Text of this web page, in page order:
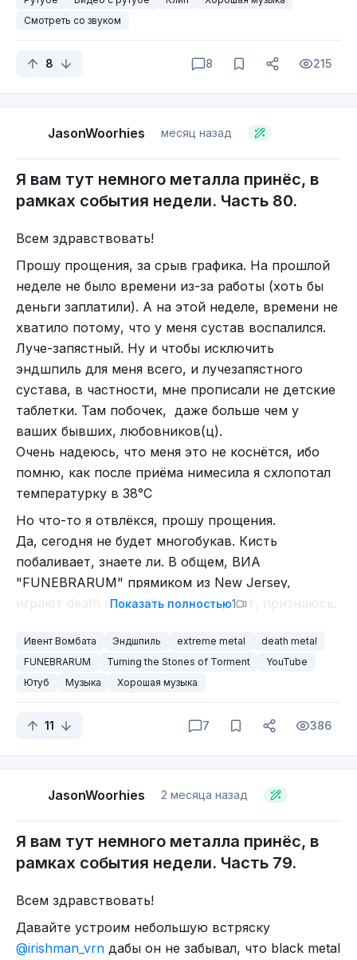
загрузки от ВК.
Всем металл \m/
А здесь ещё детальнее.
BLINDFOLDED AND LED TO THE WOODS -
METHLEHEM
Источник
оказался прав.
композицию. Я, честно признаться, был весьма
Blindfolded and Led to the Woods — Compulsion
А я, пока, пойду займусь чем-нибудь
общественно полезным, например, допью пивко
и лягу спать.
Всем металл \m/
Смотреть со звуком
8 8 215
JasonWoorhies месяц назад
Я вам тут немного металла принёс, в
рамках события недели. Часть 80.
Всем здравствовать!
Прошу прощения, за срыв графика. На прошлой
неделе не было времени из-за работы (хоть бы
деньги заплатили). А на этой неделе, времени не
хватило потому, что у меня сустав воспалился.
Луче-запястный. Ну и чтобы исключить
эндшпиль для меня всего, и лучезапястного
сустава, в частности, мне прописали не детские
таблетки. Там побочек, даже больше чем у
ваших бывших, любовников(ц).
Очень надеюсь, что меня это не коснётся, ибо
помню, как после приёма нимесила я схлопотал
температурку в 38°С
Но что-то я отвлёкся, прошу прощения.
Да, сегодня не будет многобукав. Кисть
побаливает, знаете ли. В общем, ВИА
"FUNEBRARUM" прямиком из New Jersey,
играют death metal. Не плохо играют, признаюсь.
Рутруп, покрылся мёдом. Ждём плесень.
общем.
Показать полностью1
Ивент Вомбата Эндшпиль extreme metal
death metal
FUNEBRARUM
Turning the Stones of Torment
YouTube
Ютуб
Музыка Хорошая музыка
11 7 386
JasonWoorhies 2 месяца назад
Я вам тут немного металла принёс, в
рамках события недели. Часть 79.
Всем здравствовать!
Давайте устроим небольшую встряску
@irishman_vrn дабы он не забывал, что black metal